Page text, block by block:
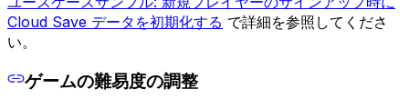
Cloud Save データを初期化する で詳細を参照してくださ
い。
ゲームの難易度の調整